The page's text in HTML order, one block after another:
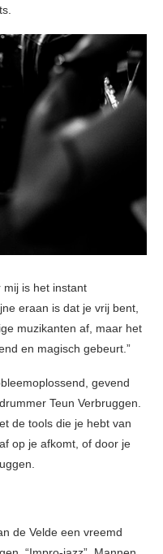
mij is het instant
eraan is dat je vrij bent,
muzikanten af, maar het
en magisch gebeurt.”
gevend
Teun Verbruggen.
de tools die je hebt van
op je afkomt, of door je
de Velde een vreemd